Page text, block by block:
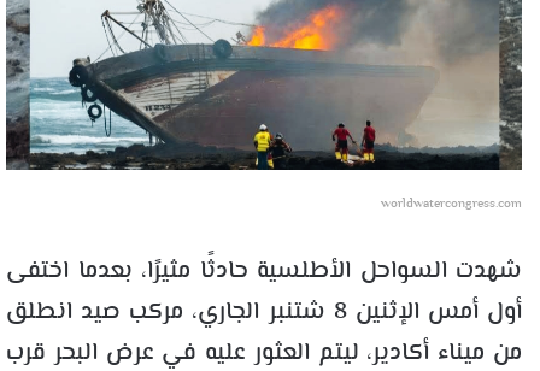
worldwatercongress.com
شهدت السواحل الأطلسية حادثًا مثيرًا، بعدما اختفى
أول أمس الإثنين 8 شتنبر الجاري، مركب صيد انطلق
من ميناء أكادير، ليتم العثور عليه في عرض البحر قرب